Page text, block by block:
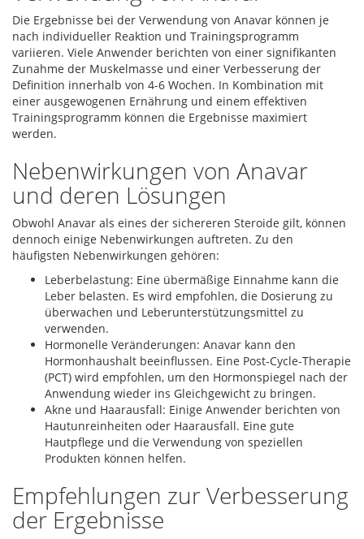
Die Ergebnisse bei der Verwendung von Anavar können je
nach individueller Reaktion und Trainingsprogramm
variieren. Viele Anwender berichten von einer signifikanten
Zunahme der Muskelmasse und einer Verbesserung der
Definition innerhalb von 4-6 Wochen. In Kombination mit
einer ausgewogenen Ernährung und einem effektiven
Trainingsprogramm können die Ergebnisse maximiert
werden.
Nebenwirkungen von Anavar
und deren Lösungen
Obwohl Anavar als eines der sichereren Steroide gilt, können
dennoch einige Nebenwirkungen auftreten. Zu den
häufigsten Nebenwirkungen gehören:
Leberbelastung: Eine übermäßige Einnahme kann die
Leber belasten. Es wird empfohlen, die Dosierung zu
überwachen und Leberunterstützungsmittel zu
verwenden.
Hormonelle Veränderungen: Anavar kann den
Hormonhaushalt beeinflussen. Eine Post-Cycle-Therapie
(PCT) wird empfohlen, um den Hormonspiegel nach der
Anwendung wieder ins Gleichgewicht zu bringen.
Akne und Haarausfall: Einige Anwender berichten von
Hautunreinheiten oder Haarausfall. Eine gute
Hautpflege und die Verwendung von speziellen
Produkten können helfen.
Empfehlungen zur Verbesserung
der Ergebnisse